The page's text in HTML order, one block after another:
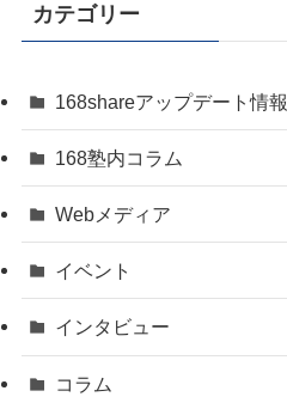
カテゴリー
168shareアップデート情報
168塾内コラム
Webメディア
イベント
インタビュー
コラム